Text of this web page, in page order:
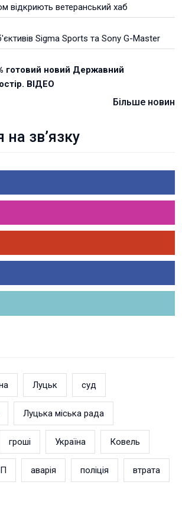
відкриють ветеранський хаб
Sigma Sports та Sony G-Master
готовий новий Державний
ВІДЕО
Більше новин
зв’язку
Луцьк суд
Луцька міська рада
гроші Україна Ковель
аварія поліція втрата